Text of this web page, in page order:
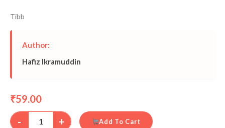
Tibb
Author:
Hafiz Ikramuddin
₹59.00
-
+ Add To Cart